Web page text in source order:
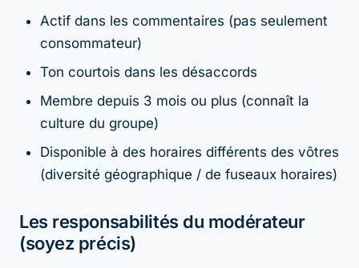
Actif dans les commentaires (pas seulement
consommateur)
Ton courtois dans les désaccords
Membre depuis 3 mois ou plus (connaît la
culture du groupe)
Disponible à des horaires différents des vôtres
(diversité géographique / de fuseaux horaires)
Les responsabilités du modérateur
(soyez précis)